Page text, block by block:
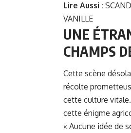
Lire Aussi :
VANILLE
UNE
CHAMPS
Cette scène
récolte
cette culture
cette énigme
« Aucune idée de